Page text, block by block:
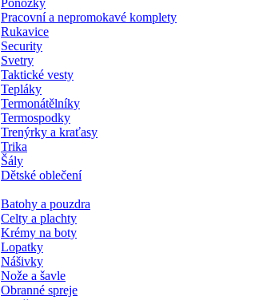
Ponožky
Pracovní a nepromokavé komplety
Rukavice
Security
Svetry
Taktické vesty
Tepláky
Termonátělníky
Termospodky
Trenýrky a kraťasy
Trika
Šály
Dětské oblečení
Batohy a pouzdra
Celty a plachty
Krémy na boty
Lopatky
Nášivky
Nože a šavle
Obranné spreje